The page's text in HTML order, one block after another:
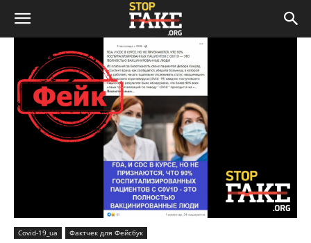
Covid-19_ua Фактчек для Фейсбук